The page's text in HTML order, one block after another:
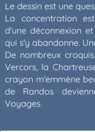
Le dessin est une
La concentration
d'une déconnexion
qui s'y abandonne.
De nombreux
Vercors, la
crayon m'emmène
de Randos
Voyages